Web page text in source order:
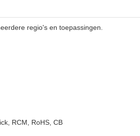
regio's en toepassingen.
RCM, RoHS, CB